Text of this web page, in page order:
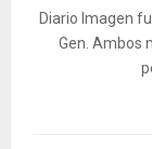
Diario Imagen
Gen. Ambos